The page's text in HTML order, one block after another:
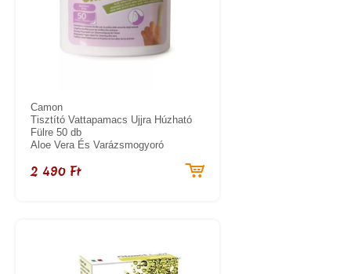
Camon
Tisztító Vattapamacs Ujjra Húzható
Fülre 50 db
Aloe Vera És Varázsmogyoró
2 490 Ft